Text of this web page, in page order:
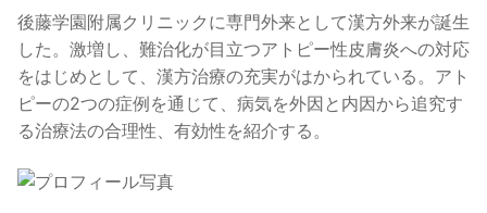
後藤学園附属クリニックに専門外来として漢方外来が誕生
した。激増し、難治化が目立つアトピー性皮膚炎への対応
をはじめとして、漢方治療の充実がはかられている。アト
ピーの2つの症例を通じて、病気を外因と内因から追究す
る治療法の合理性、有効性を紹介する。